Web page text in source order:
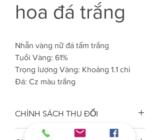
hoa đá trắng
Nhẫn vàng nữ đá tấm trắng
Tuổi Vàng: 61%
Trọng lượng Vàng: Khoảng 1.1 chỉ
Đá: Cz màu trắng
CHÍNH SÁCH THU ĐỔI
Công ty VJC 610 đảm bảo chất